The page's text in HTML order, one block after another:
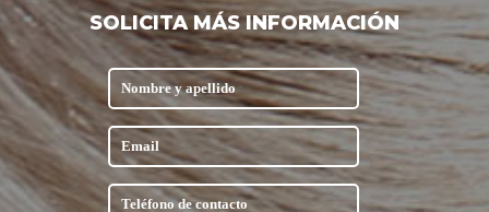
SOLICITA MÁS INFORMACIÓN